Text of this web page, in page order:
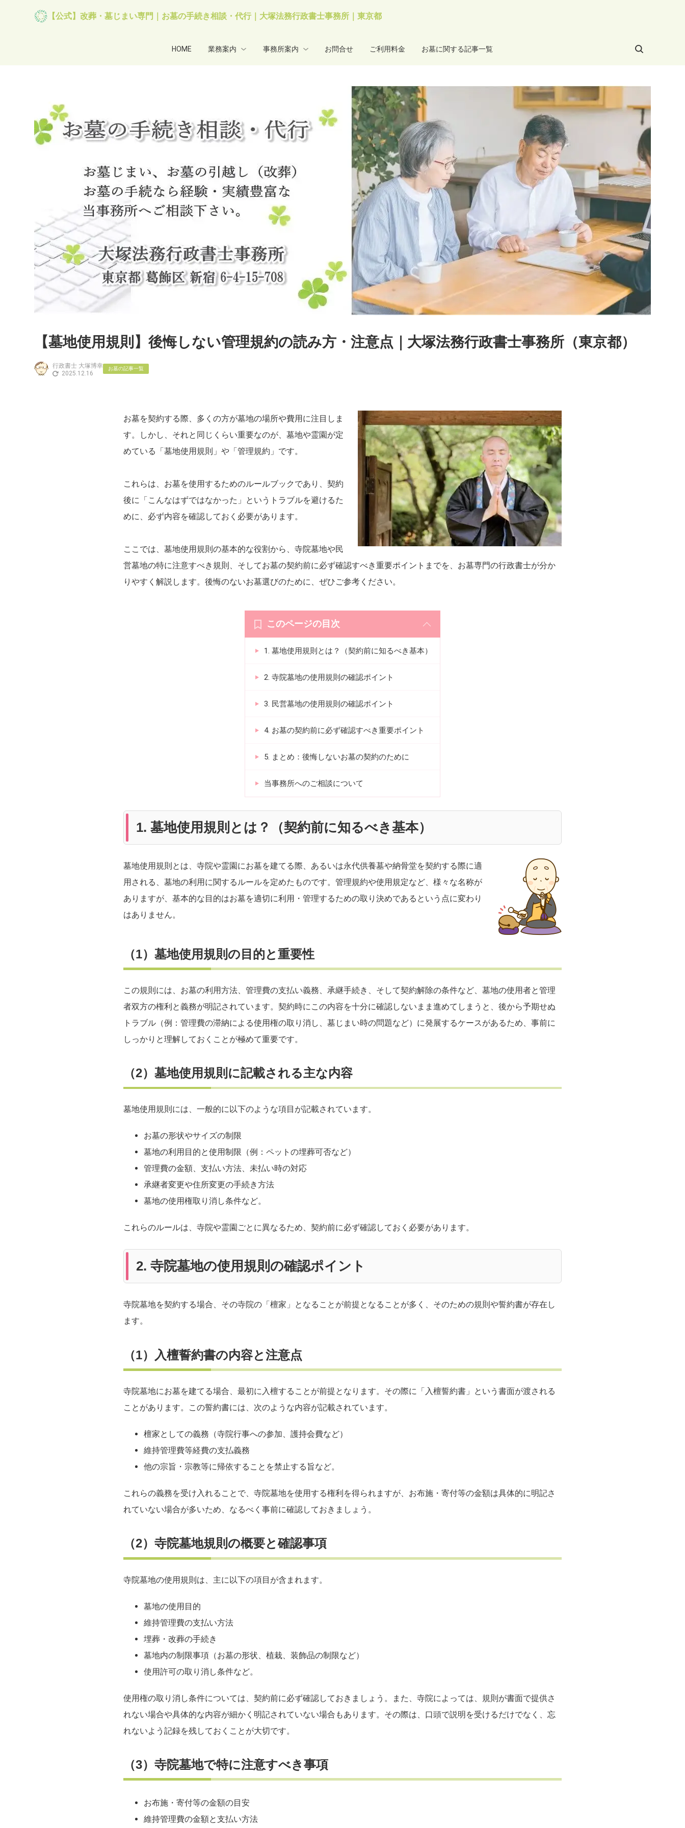
【公式】改葬・墓じまい専門｜お墓の手続き相談・代行｜大塚法務行政書士事務所｜東京都
HOME 業務案内 事務所案内 お問合せ ご利用料金 お墓に関する記事一覧
【墓地使用規則】後悔しない管理規約の読み方・注意点｜大塚法務行政書士事務所（東京都）
行政書士 大塚博幸
2025.12.16
お墓の記事一覧
お墓を契約する際、多くの方が墓地の場所や費用に注目しま
す。しかし、それと同じくらい重要なのが、墓地や霊園が定
めている「墓地使用規則」や「管理規約」です。
これらは、お墓を使用するためのルールブックであり、契約
後に「こんなはずではなかった」というトラブルを避けるた
めに、必ず内容を確認しておく必要があります。
ここでは、墓地使用規則の基本的な役割から、寺院墓地や民
営墓地の特に注意すべき規則、そしてお墓の契約前に必ず確認すべき重要ポイントまでを、お墓専門の行政書士が分か
りやすく解説します。後悔のないお墓選びのために、ぜひご参考ください。
このページの目次
1. 墓地使用規則とは？（契約前に知るべき基本）
2. 寺院墓地の使用規則の確認ポイント
3. 民営墓地の使用規則の確認ポイント
4. お墓の契約前に必ず確認すべき重要ポイント
5. まとめ：後悔しないお墓の契約のために
当事務所へのご相談について
1. 墓地使用規則とは？（契約前に知るべき基本）
墓地使用規則とは、寺院や霊園にお墓を建てる際、あるいは永代供養墓や納骨堂を契約する際に適
用される、墓地の利用に関するルールを定めたものです。管理規約や使用規定など、様々な名称が
ありますが、基本的な目的はお墓を適切に利用・管理するための取り決めであるという点に変わり
はありません。
（1）墓地使用規則の目的と重要性
この規則には、お墓の利用方法、管理費の支払い義務、承継手続き、そして契約解除の条件など、墓地の使用者と管理
者双方の権利と義務が明記されています。契約時にこの内容を十分に確認しないまま進めてしまうと、後から予期せぬ
トラブル（例：管理費の滞納による使用権の取り消し、墓じまい時の問題など）に発展するケースがあるため、事前に
しっかりと理解しておくことが極めて重要です。
（2）墓地使用規則に記載される主な内容
墓地使用規則には、一般的に以下のような項目が記載されています。
お墓の形状やサイズの制限
墓地の利用目的と使用制限（例：ペットの埋葬可否など）
管理費の金額、支払い方法、未払い時の対応
承継者変更や住所変更の手続き方法
墓地の使用権取り消し条件など。
これらのルールは、寺院や霊園ごとに異なるため、契約前に必ず確認しておく必要があります。
2. 寺院墓地の使用規則の確認ポイント
寺院墓地を契約する場合、その寺院の「檀家」となることが前提となることが多く、そのための規則や誓約書が存在し
ます。
（1）入檀誓約書の内容と注意点
寺院墓地にお墓を建てる場合、最初に入檀することが前提となります。その際に「入檀誓約書」という書面が渡される
ことがあります。この誓約書には、次のような内容が記載されています。
檀家としての義務（寺院行事への参加、護持会費など）
維持管理費等経費の支払義務
他の宗旨・宗教等に帰依することを禁止する旨など。
これらの義務を受け入れることで、寺院墓地を使用する権利を得られますが、お布施・寄付等の金額は具体的に明記さ
れていない場合が多いため、なるべく事前に確認しておきましょう。
（2）寺院墓地規則の概要と確認事項
寺院墓地の使用規則は、主に以下の項目が含まれます。
墓地の使用目的
維持管理費の支払い方法
埋葬・改葬の手続き
墓地内の制限事項（お墓の形状、植栽、装飾品の制限など）
使用許可の取り消し条件など。
使用権の取り消し条件については、契約前に必ず確認しておきましょう。また、寺院によっては、規則が書面で提供さ
れない場合や具体的な内容が細かく明記されていない場合もあります。その際は、口頭で説明を受けるだけでなく、忘
れないよう記録を残しておくことが大切です。
（3）寺院墓地で特に注意すべき事項
お布施・寄付等の金額の目安
維持管理費の金額と支払い方法